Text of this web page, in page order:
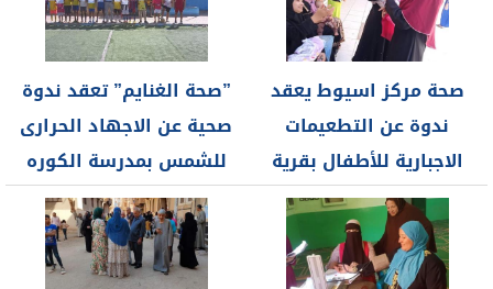
صحة مركز اسيوط يعقد
ندوة عن التطعيمات
الاجبارية للأطفال بقرية
بهيج
”صحة الغنايم” تعقد ندوة
صحية عن الاجهاد الحرارى
للشمس بمدرسة الكوره
بمركز...